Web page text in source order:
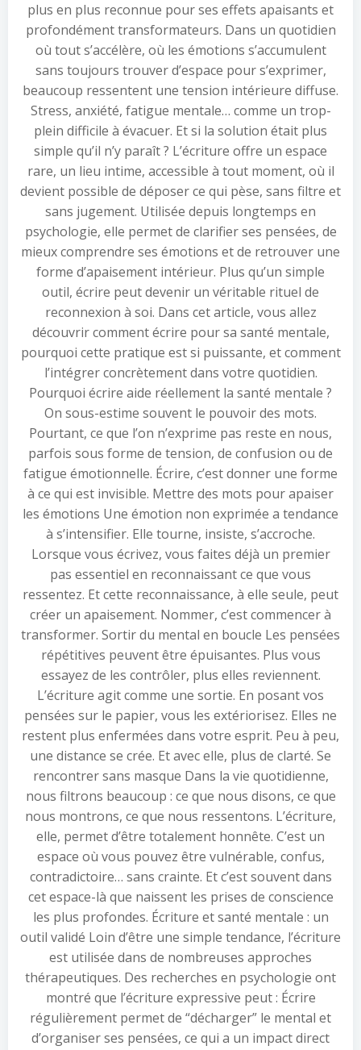
plus en plus reconnue pour ses effets apaisants et
profondément transformateurs. Dans un quotidien
où tout s’accélère, où les émotions s’accumulent
sans toujours trouver d’espace pour s’exprimer,
beaucoup ressentent une tension intérieure diffuse.
Stress, anxiété, fatigue mentale… comme un trop-
plein difficile à évacuer. Et si la solution était plus
simple qu’il n’y paraît ? L’écriture offre un espace
rare, un lieu intime, accessible à tout moment, où il
devient possible de déposer ce qui pèse, sans filtre et
sans jugement. Utilisée depuis longtemps en
psychologie, elle permet de clarifier ses pensées, de
mieux comprendre ses émotions et de retrouver une
forme d’apaisement intérieur. Plus qu’un simple
outil, écrire peut devenir un véritable rituel de
reconnexion à soi. Dans cet article, vous allez
découvrir comment écrire pour sa santé mentale,
pourquoi cette pratique est si puissante, et comment
l’intégrer concrètement dans votre quotidien.
Pourquoi écrire aide réellement la santé mentale ?
On sous-estime souvent le pouvoir des mots.
Pourtant, ce que l’on n’exprime pas reste en nous,
parfois sous forme de tension, de confusion ou de
fatigue émotionnelle. Écrire, c’est donner une forme
à ce qui est invisible. Mettre des mots pour apaiser
les émotions Une émotion non exprimée a tendance
à s’intensifier. Elle tourne, insiste, s’accroche.
Lorsque vous écrivez, vous faites déjà un premier
pas essentiel en reconnaissant ce que vous
ressentez. Et cette reconnaissance, à elle seule, peut
créer un apaisement. Nommer, c’est commencer à
transformer. Sortir du mental en boucle Les pensées
répétitives peuvent être épuisantes. Plus vous
essayez de les contrôler, plus elles reviennent.
L’écriture agit comme une sortie. En posant vos
pensées sur le papier, vous les extériorisez. Elles ne
restent plus enfermées dans votre esprit. Peu à peu,
une distance se crée. Et avec elle, plus de clarté. Se
rencontrer sans masque Dans la vie quotidienne,
nous filtrons beaucoup : ce que nous disons, ce que
nous montrons, ce que nous ressentons. L’écriture,
elle, permet d’être totalement honnête. C’est un
espace où vous pouvez être vulnérable, confus,
contradictoire… sans crainte. Et c’est souvent dans
cet espace-là que naissent les prises de conscience
les plus profondes. Écriture et santé mentale : un
outil validé Loin d’être une simple tendance, l’écriture
est utilisée dans de nombreuses approches
thérapeutiques. Des recherches en psychologie ont
montré que l’écriture expressive peut : Écrire
régulièrement permet de “décharger” le mental et
d’organiser ses pensées, ce qui a un impact direct